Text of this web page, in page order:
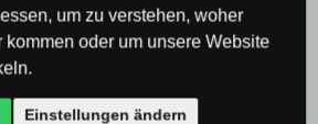
um zu verstehen, woher
kommen oder um unsere Website
Einstellungen ändern